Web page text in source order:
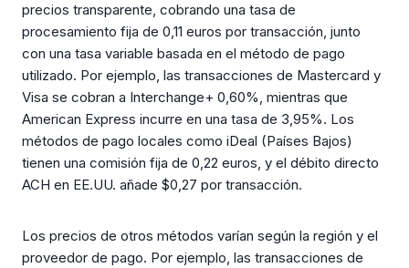
precios transparente, cobrando una tasa de
procesamiento fija de 0,11 euros por transacción, junto
con una tasa variable basada en el método de pago
utilizado. Por ejemplo, las transacciones de Mastercard y
Visa se cobran a Interchange+ 0,60%, mientras que
American Express incurre en una tasa de 3,95%. Los
métodos de pago locales como iDeal (Países Bajos)
tienen una comisión fija de 0,22 euros, y el débito directo
ACH en EE.UU. añade $0,27 por transacción.
Los precios de otros métodos varían según la región y el
proveedor de pago. Por ejemplo, las transacciones de